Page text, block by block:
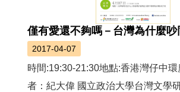
僅有愛還不夠嗎－台灣為什麼
2017-04-07
時間:19:30-21:30地點:香港灣仔中
者：紀大偉 國立政治大學台灣文學